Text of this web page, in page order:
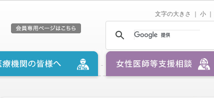
文字の大きさ ｜ 小